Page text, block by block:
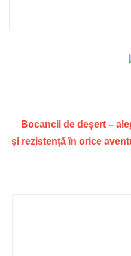
Bocancii de deșert –
și rezistență în orice